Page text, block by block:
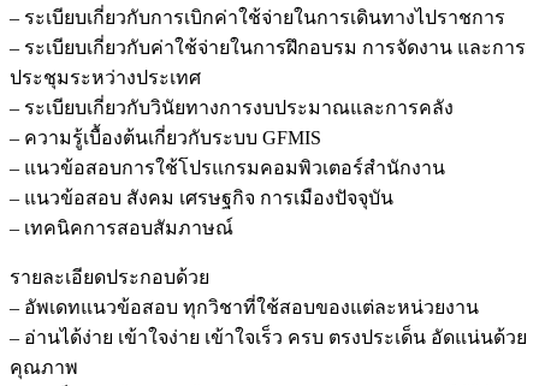
– ระเบียบเกี่ยวกับการเบิกค่าใช้จ่ายในการเดินทางไปราชการ
– ระเบียบเกี่ยวกับค่าใช้จ่ายในการฝึกอบรม การจัดงาน และการ
ประชุมระหว่างประเทศ
– ระเบียบเกี่ยวกับวินัยทางการงบประมาณและการคลัง
– ความรู้เบื้องต้นเกี่ยวกับระบบ GFMIS
– แนวข้อสอบการใช้โปรแกรมคอมพิวเตอร์สำนักงาน
– แนวข้อสอบ สังคม เศรษฐกิจ การเมืองปัจจุบัน
– เทคนิคการสอบสัมภาษณ์
รายละเอียดประกอบด้วย
– อัพเดทแนวข้อสอบ ทุกวิชาที่ใช้สอบของแต่ละหน่วยงาน
– อ่านได้ง่าย เข้าใจง่าย เข้าใจเร็ว ครบ ตรงประเด็น อัดแน่นด้วย
คุณภาพ